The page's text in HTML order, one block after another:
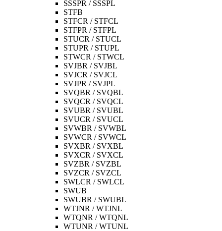
SSSPR / SSSPL
STFB
STFCR / STFCL
STFPR / STFPL
STUCR / STUCL
STUPR / STUPL
STWCR / STWCL
SVJBR / SVJBL
SVJCR / SVJCL
SVJPR / SVJPL
SVQBR / SVQBL
SVQCR / SVQCL
SVUBR / SVUBL
SVUCR / SVUCL
SVWBR / SVWBL
SVWCR / SVWCL
SVXBR / SVXBL
SVXCR / SVXCL
SVZBR / SVZBL
SVZCR / SVZCL
SWLCR / SWLCL
SWUB
SWUBR / SWUBL
WTJNR / WTJNL
WTQNR / WTQNL
WTUNR / WTUNL